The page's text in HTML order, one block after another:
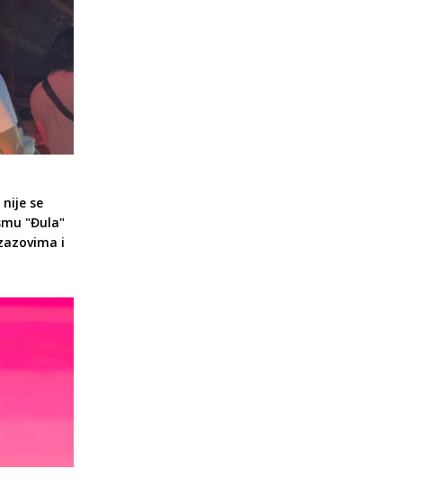
se
"Đula"
i